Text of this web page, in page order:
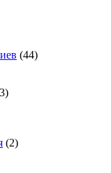
(44)
(2)